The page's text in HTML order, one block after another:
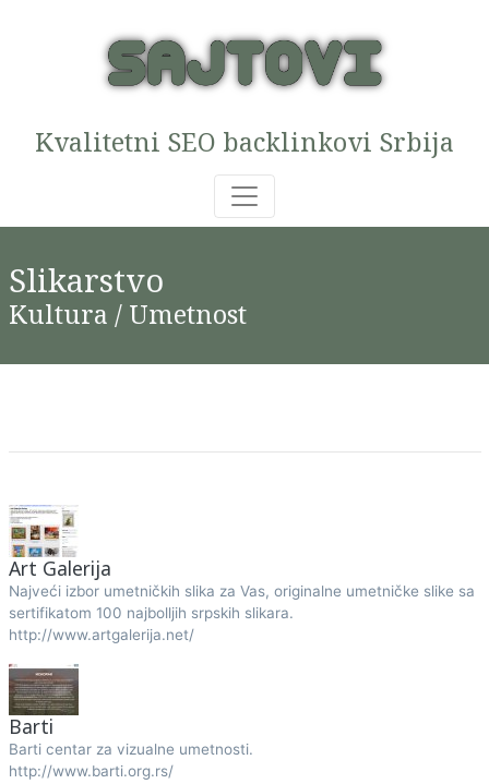
Kvalitetni SEO backlinkovi Srbija
Slikarstvo
Kultura / Umetnost
Art Galerija
Najveći izbor umetničkih slika za Vas, originalne umetničke slike sa
sertifikatom 100 najbolljih srpskih slikara.
http://www.artgalerija.net/
Barti
Barti centar za vizualne umetnosti.
http://www.barti.org.rs/